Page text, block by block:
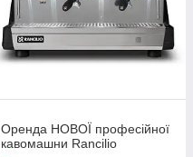
Оренда НОВОЇ професійної
кавомашни Rancilio